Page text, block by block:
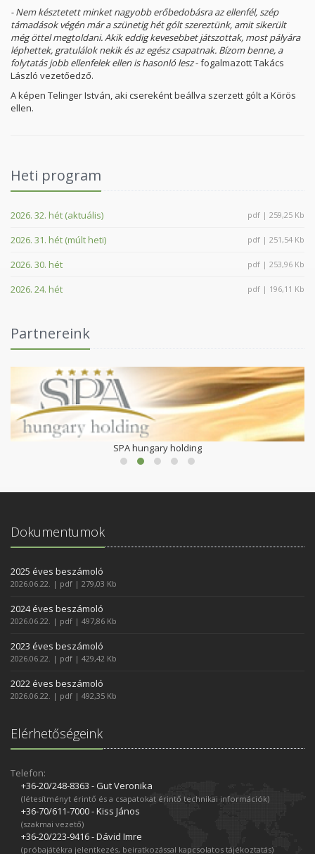
- Nem késztetett minket nagyobb erőbedobásra az ellenfél, szép
támadások végén már a szünetig hét gólt szereztünk, amit sikerült
még öttel megtoldani. Akik eddig kevesebbet játszottak, most pályára
léphettek, gratulálok nekik és az egész csapatnak. Bízom benne, a
folytatás jobb ellenfelek ellen is hasonló lesz- fogalmazott Takács
László vezetőedző.
A képen Telinger István, aki csereként beállva szerzett gólt a Körös
ellen.
Heti program
2026. 32. hét (aktuális) pdf | 259,25 Kb
2026. 31. hét (múlt heti) pdf | 251,54 Kb
2026. 30. hét pdf | 253,96 Kb
2026. 24. hét pdf | 196,11 Kb
Partnereink
SPA hungary holding
Dokumentumok
2025 éves beszámoló
2026.06.22. | pdf | 279,03 Kb
2024 éves beszámoló
2026.06.22. | pdf | 497,86 Kb
2023 éves beszámoló
2026.06.22. | pdf | 429,42 Kb
2022 éves beszámoló
2026.06.22. | pdf | 492,35 Kb
Elérhetőségeink
Telefon:
+36-20/248­-8363 - Gut Veronika
(létesítményt érintő és a csapatokat érintő technikai információk)
+36-70/611­-7000 - Kiss János
(szakmai vezető)
+36-20/223­-9416 - Dávid Imre
(próbajátékra jelentkezés, beiratkozással kapcsolatos tájékoztatás)